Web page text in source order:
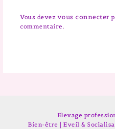
Vous devez vous connecter
commentaire.
Elevage
Bien-être | Eveil &